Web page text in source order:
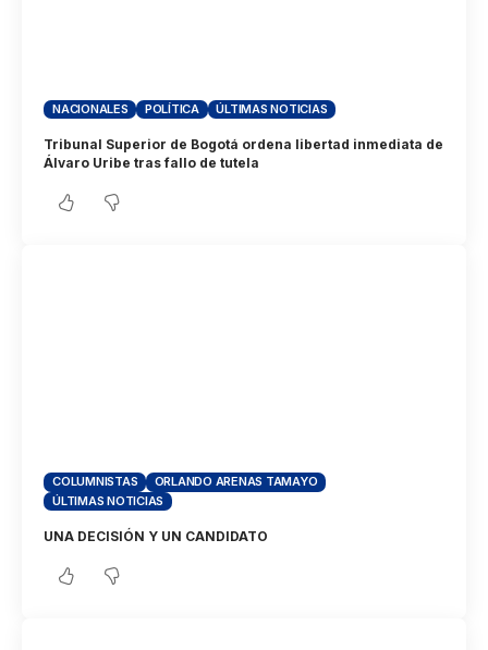
NACIONALES POLÍTICA ÚLTIMAS NOTICIAS
Tribunal Superior de Bogotá ordena libertad inmediata de
Álvaro Uribe tras fallo de tutela
COLUMNISTAS
ORLANDO ARENAS TAMAYO
ÚLTIMAS NOTICIAS
UNA DECISIÓN Y UN CANDIDATO